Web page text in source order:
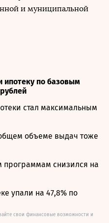
и муниципальной
по базовым
стал максимальным
объеме выдач тоже
снизился на
упали на 47,8% по
свои финансовые возможности и